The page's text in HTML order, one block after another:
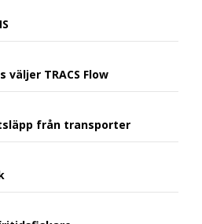
väljer TRACS Flow
från transporter